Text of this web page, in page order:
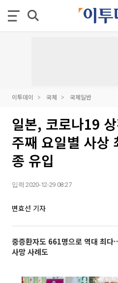
이투데이 국제 국제일반
일본, 코로나19
주째 요일별 사상
종 유입
입력 2020-12-29 08:27
변효선 기자
중증환자도 661명으로 역대 최
사망 사례도